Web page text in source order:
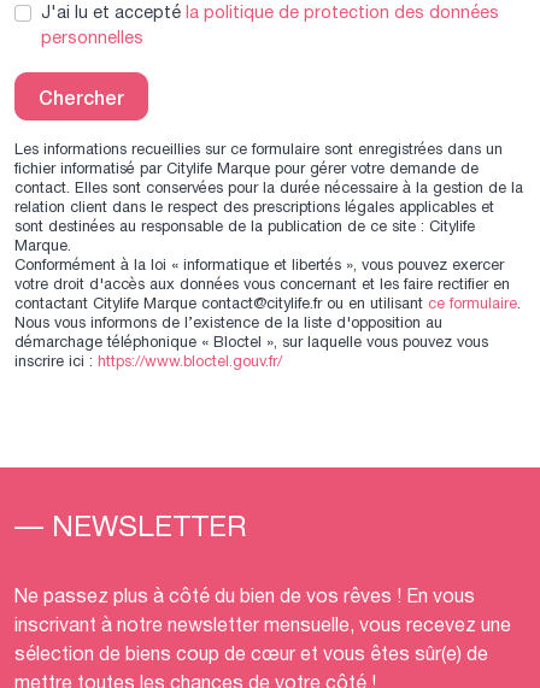
J'ai lu et acceptéla politique de protection des données
personnelles
Chercher
Les informations recueillies sur ce formulaire sont enregistrées dans un
fichier informatisé par Citylife Marque pour gérer votre demande de
contact. Elles sont conservées pour la durée nécessaire à la gestion de la
relation client dans le respect des prescriptions légales applicables et
sont destinées au responsable de la publication de ce site : Citylife
Marque.
Conformément à la loi « informatique et libertés », vous pouvez exercer
votre droit d'accès aux données vous concernant et les faire rectifier en
contactant Citylife Marque contact@citylife.fr ou en utilisant ce formulaire.
Nous vous informons de l’existence de la liste d'opposition au
démarchage téléphonique « Bloctel », sur laquelle vous pouvez vous
inscrire ici : https://www.bloctel.gouv.fr/
— NEWSLETTER
Ne passez plus à côté du bien de vos rêves ! En vous
inscrivant à notre newsletter mensuelle, vous recevez une
sélection de biens coup de cœur et vous êtes sûr(e) de